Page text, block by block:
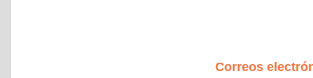
Correos